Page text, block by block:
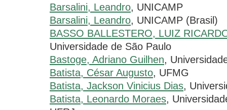
Barsalini, Leandro, UNICAMP
Barsalini, Leandro, UNICAMP (Brasil)
BASSO BALLESTERO, LUIZ
Universidade de São Paulo
Bastoge, Adriano Guilhen,
Batista, César Augusto, UFMG
Batista, Jackson Vinicius Dias,
Batista, Leonardo Moraes,